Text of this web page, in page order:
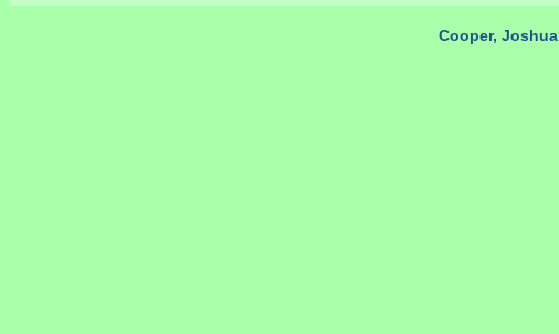
Cooper, Joshua